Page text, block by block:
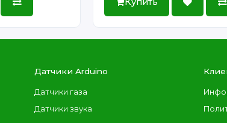
Датчики Arduino
Датчики газа
Датчики звука